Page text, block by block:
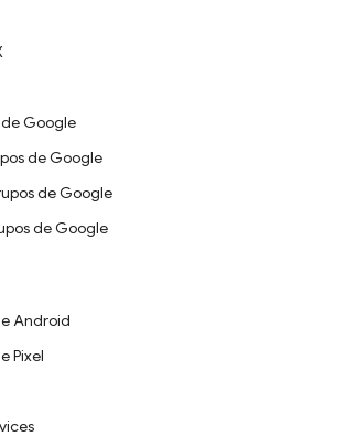
Google
de Google
de Google
de Google
Android
Pixel